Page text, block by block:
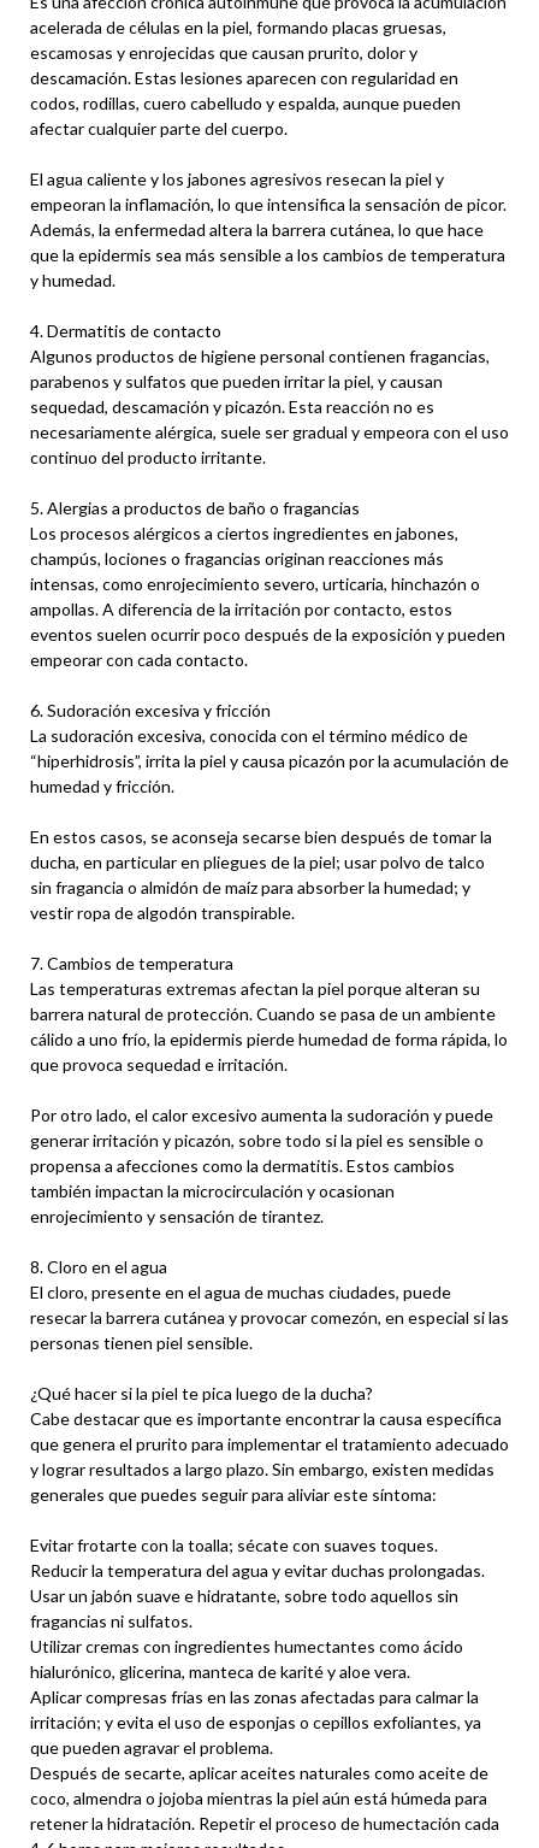
acelerada de células en la piel, formando placas gruesas,
escamosas y enrojecidas que causan prurito, dolor y
descamación. Estas lesiones aparecen con regularidad en
codos, rodillas, cuero cabelludo y espalda, aunque pueden
afectar cualquier parte del cuerpo.
El agua caliente y los jabones agresivos resecan la piel y
empeoran la inflamación, lo que intensifica la sensación de picor.
Además, la enfermedad altera la barrera cutánea, lo que hace
que la epidermis sea más sensible a los cambios de temperatura
y humedad.
4. Dermatitis de contacto
Algunos productos de higiene personal contienen fragancias,
parabenos y sulfatos que pueden irritar la piel, y causan
sequedad, descamación y picazón. Esta reacción no es
necesariamente alérgica, suele ser gradual y empeora con el uso
continuo del producto irritante.
5. Alergias a productos de baño o fragancias
Los procesos alérgicos a ciertos ingredientes en jabones,
champús, lociones o fragancias originan reacciones más
intensas, como enrojecimiento severo, urticaria, hinchazón o
ampollas. A diferencia de la irritación por contacto, estos
eventos suelen ocurrir poco después de la exposición y pueden
empeorar con cada contacto.
6. Sudoración excesiva y fricción
La sudoración excesiva, conocida con el término médico de
“hiperhidrosis”, irrita la piel y causa picazón por la acumulación de
humedad y fricción.
En estos casos, se aconseja secarse bien después de tomar la
ducha, en particular en pliegues de la piel; usar polvo de talco
sin fragancia o almidón de maíz para absorber la humedad; y
vestir ropa de algodón transpirable.
7. Cambios de temperatura
Las temperaturas extremas afectan la piel porque alteran su
barrera natural de protección. Cuando se pasa de un ambiente
cálido a uno frío, la epidermis pierde humedad de forma rápida, lo
que provoca sequedad e irritación.
Por otro lado, el calor excesivo aumenta la sudoración y puede
generar irritación y picazón, sobre todo si la piel es sensible o
propensa a afecciones como la dermatitis. Estos cambios
también impactan la microcirculación y ocasionan
enrojecimiento y sensación de tirantez.
8. Cloro en el agua
El cloro, presente en el agua de muchas ciudades, puede
resecar la barrera cutánea y provocar comezón, en especial si las
personas tienen piel sensible.
¿Qué hacer si la piel te pica luego de la ducha?
Cabe destacar que es importante encontrar la causa específica
que genera el prurito para implementar el tratamiento adecuado
y lograr resultados a largo plazo. Sin embargo, existen medidas
generales que puedes seguir para aliviar este síntoma:
Evitar frotarte con la toalla; sécate con suaves toques.
Reducir la temperatura del agua y evitar duchas prolongadas.
Usar un jabón suave e hidratante, sobre todo aquellos sin
fragancias ni sulfatos.
Utilizar cremas con ingredientes humectantes como ácido
hialurónico, glicerina, manteca de karité y aloe vera.
Aplicar compresas frías en las zonas afectadas para calmar la
irritación; y evita el uso de esponjas o cepillos exfoliantes, ya
que pueden agravar el problema.
Después de secarte, aplicar aceites naturales como aceite de
coco, almendra o jojoba mientras la piel aún está húmeda para
retener la hidratación. Repetir el proceso de humectación cada